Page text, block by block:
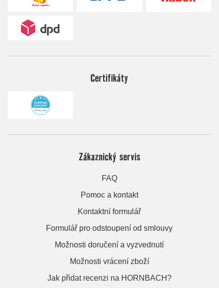
Certifikáty
Zákaznický servis
FAQ
Pomoc a kontakt
Kontaktní formulář
Formulář pro odstoupení od smlouvy
Možnosti doručení a vyzvednutí
Možnosti vrácení zboží
Jak přidat recenzi na HORNBACH?